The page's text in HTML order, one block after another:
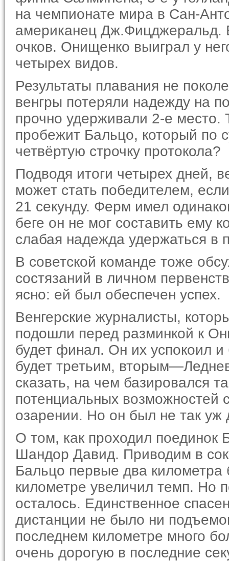
на чемпионате мира в Сан-
америка­нец Дж.Фицджеральд.
очков. Онищенко выиграл у
четырех видов.
Результаты плавания не
венгры потеряли надежду на
прочно удерживали 2-е место.
пробежит Бальцо, который по
четвёртую строчку протокола?
Подводя итоги четырех дней,
может стать победителем,
21 секунду. Ферм имел
беге он не мог со­ставить ему
слабая надежда удержаться в
В советской команде тоже
состязаний в личном
ясно: ей был обеспечен успех.
Венгерские журналисты,
подошли перед разминкой к
будет финал. Он их успокоил и
будет третьим,
сказать, на чем базировался
потенциальных возможностей
озарении. Но он был не так уж
О том, как проходил
Шандор Давид. Приводим в
Бальцо первые два
километре увеличил темп. Но
осталось. Единственное
дистанции не было ни
последнем километре много
очень дорогую в последние